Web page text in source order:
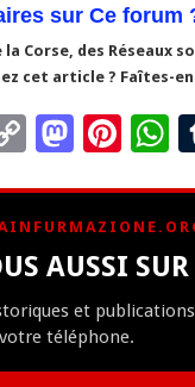
sur Ce forum
Corse, des Réseaux
cet article ? Faîtes-
C
p
y
Li
n
k
M
to
d
o
n
Pi
er
es
t
p
p
AUSSI
et
votre téléphone.